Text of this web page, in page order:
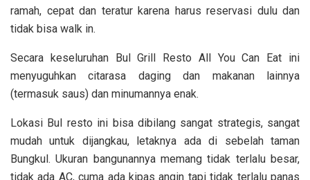
ramah, cepat dan teratur karena harus reservasi dulu dan
tidak bisa walk in.
Secara keseluruhan Bul Grill Resto All You Can Eat ini
menyuguhkan citarasa daging dan makanan lainnya
(termasuk saus) dan minumannya enak.
Lokasi Bul resto ini bisa dibilang sangat strategis, sangat
mudah untuk dijangkau, letaknya ada di sebelah taman
Bungkul. Ukuran bangunannya memang tidak terlalu besar,
tidak ada AC, cuma ada kipas angin tapi tidak terlalu panas